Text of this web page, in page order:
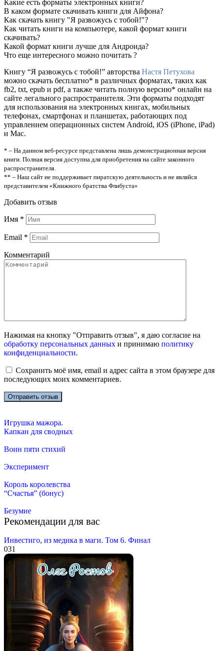
Какие есть форматы электронных книги?
В каком формате скачивать книги для Айфона?
Как скачать книгу "Я развожусь с тобой!"?
Как читать книги на компьютере, какой формат книги
скачивать?
Какой формат книги лучше для Андроида?
Что еще интересного можно почитать ?
Книгу “Я развожусь с тобой!” авторства Настя Петухова
можно скачать бесплатно* в различных форматах, таких как
fb2, txt, epub и pdf, а также читать полную версию* онлайн на
сайте легального распространителя. Эти форматы подходят
для использования на электронных книгах, мобильных
телефонах, смартфонах и планшетах, работающих под
управлением операционных систем Android, iOS (iPhone, iPad)
и Mac.
* – На данном веб-ресурсе представлена лишь демонстрационная версия
книги. Полная версия доступна для приобретения на сайте законного
распространителя.
** – Наш сайт не поддерживает пиратскую деятельность и не являйся
представителем «Книжного братства Флибуста»
Добавить отзыв
Имя *
Email *
Комментарий
Нажимая на кнопку "Отправить отзыв", я даю согласие на
обработку персональных данных и принимаю политику
конфиденциальности.
Сохранить моё имя, email и адрес сайта в этом браузере для
последующих моих комментариев.
Игрушка мажора.
Капкан для сводных
Воин пяти стихий
Эксперимент
Король королевства
“Счастья” (бонус)
Безумие
Рекомендации для вас
Инвестиго, из медика в маги. Том 6. Финал
031